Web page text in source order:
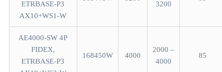
ETRBASE-P3
AX10+WS1-W
3200
AE4000-SW 4P
FIDEX,
ETRBASE-P3
168450W 4000
2000 –
4000
85